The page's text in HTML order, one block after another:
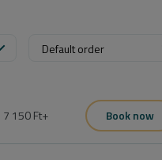
Default order
7 150 Ft+
Book now